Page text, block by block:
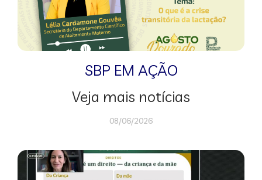
SBP EM AÇÃO
Veja mais notícias
08/06/2026